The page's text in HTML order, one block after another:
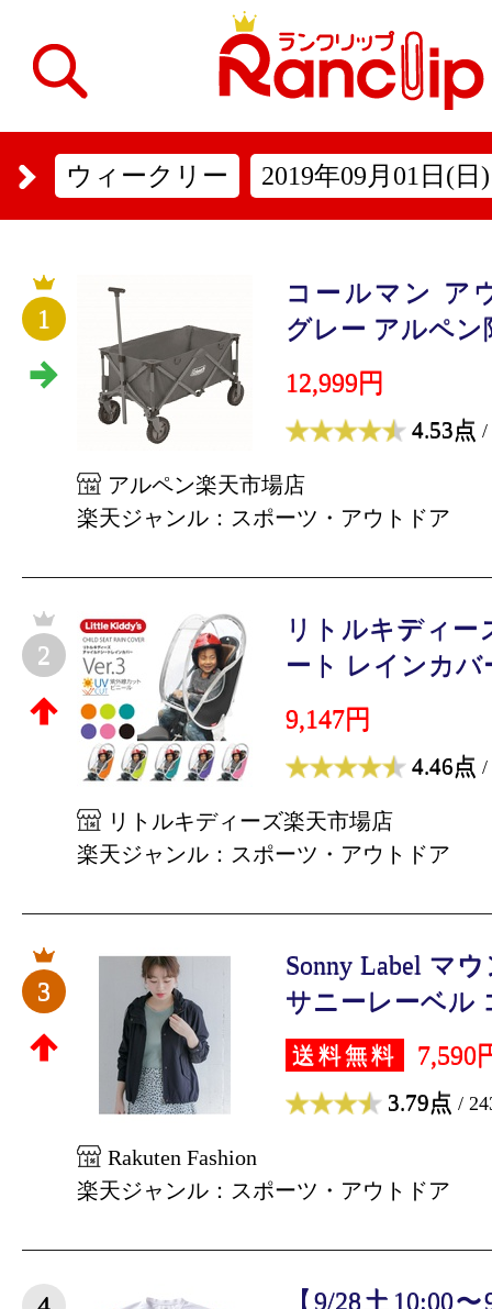
ウィークリー 2019年09月01日(日)
1
コールマン ア
グレー アルペン
12,999円
4.53点 /
アルペン楽天市場店
楽天ジャンル：スポーツ・アウトドア
2
リトルキディー
ート レインカバ
9,147円
4.46点 /
リトルキディーズ楽天市場店
楽天ジャンル：スポーツ・アウトドア
3
Sonny Label マ
サニーレーベル
送料無料 7,590
3.79点 /
Rakuten Fashion
楽天ジャンル：スポーツ・アウトドア
【9/28土10:00